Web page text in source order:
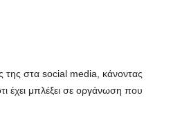
της στα social media, κάνοντας
έχει μπλέξει σε οργάνωση που